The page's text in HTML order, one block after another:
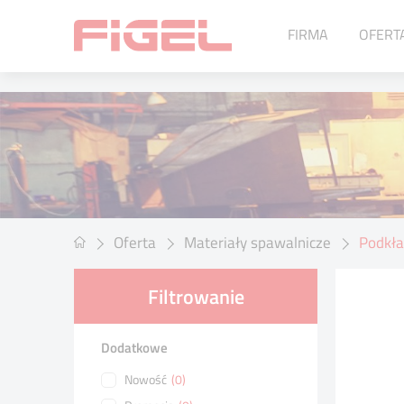
FIRMA
Urządzenia do spawania
Metoda MIG/MAG
Metoda MMA
Metoda SAW
Metoda TIG
Metoda TIG oraz MIG/MAG –
spawanie orbitalne
Spawanie laserowe
Akcesoria
Oferta Materiały spawalnicze
Filtrowanie
Dodatkowe
Nowość (0)